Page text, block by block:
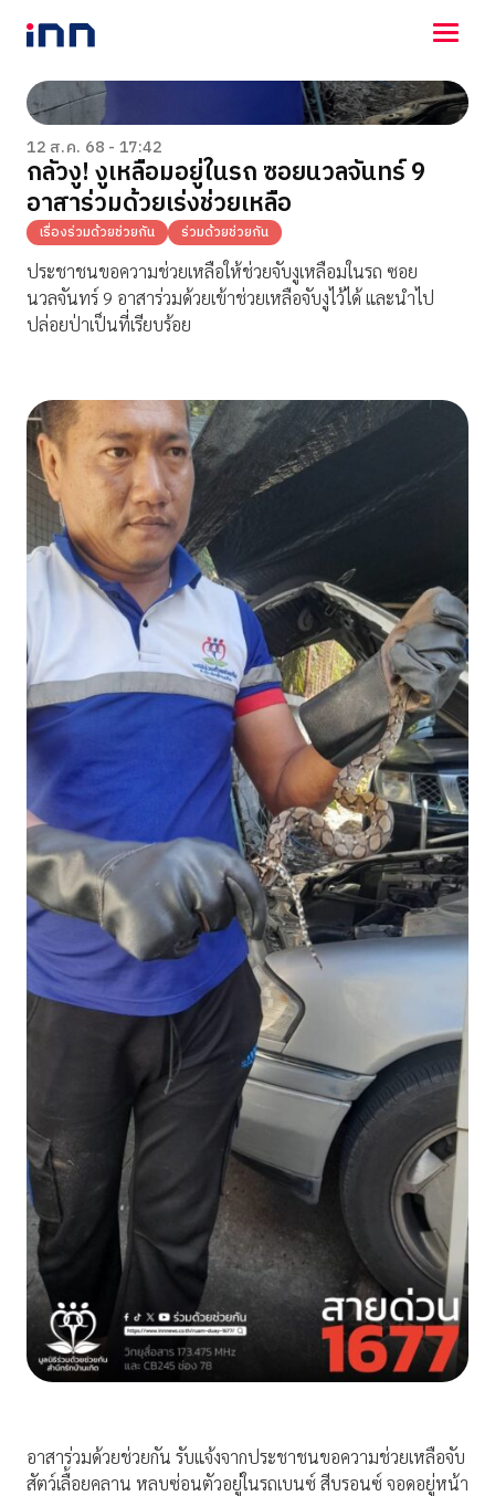
NEWS
ENTERTAINMENT
LIFESTYLE
HOROSCOPE
LOTTERY
VIDEO
ร่วมด้วยช่วยกัน
12 ส.ค. 68 - 17:42
กลัวงู! งูเหลือมอยู่ในรถ ซอยนวลจันทร์ 9
อาสาร่วมด้วยเร่งช่วยเหลือ
เรื่องร่วมด้วยช่วยกัน ร่วมด้วยช่วยกัน
ประชาชนขอความช่วยเหลือให้ช่วยจับงูเหลือมในรถ ซอย
นวลจันทร์ 9 อาสาร่วมด้วยเข้าช่วยเหลือจับงูไว้ได้ และนำไป
ปล่อยป่าเป็นที่เรียบร้อย
อาสาร่วมด้วยช่วยกัน รับแจ้งจากประชาชนขอความช่วยเหลือจับ
สัตว์เลื้อยคลาน หลบซ่อนตัวอยู่ในรถเบนซ์ สีบรอนซ์ จอดอยู่หน้า